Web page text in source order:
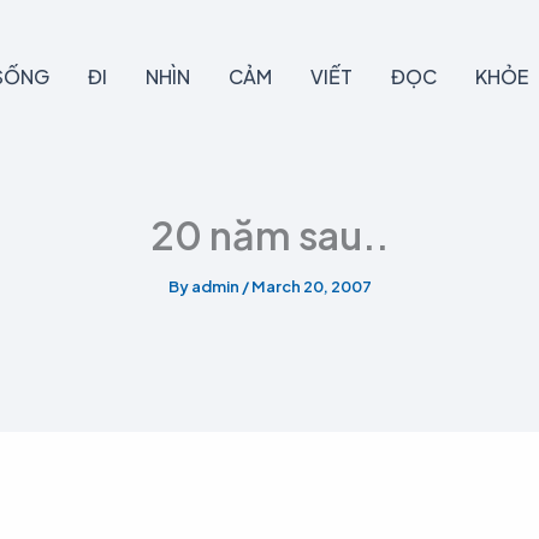
ĐI NHÌN CẢM VIẾT ĐỌC KHỎE
20 năm sau..
Byadmin /March 20, 2007